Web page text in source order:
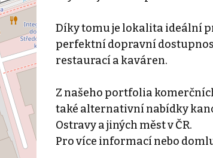
Díky tomu je lokalita ideální
perfektní dopravní
restaurací a kaváren.
Z našeho portfolia
také alternativní nabídky
Ostravy a jiných měst v ČR.
Pro více informací nebo